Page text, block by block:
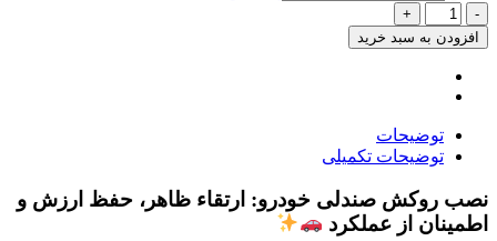
روکش
صندلی
چرمی
JAC
J4
افزودن به سبد خرید
توضیحات
توضیحات تکمیلی
نصب روکش صندلی خودرو: ارتقاء ظاهر، حفظ ارزش و
اطمینان از عملکرد